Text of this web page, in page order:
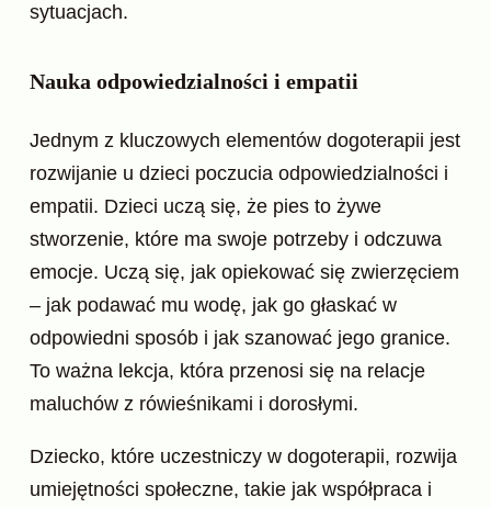
sytuacjach.
Nauka odpowiedzialności i empatii
Jednym z kluczowych elementów dogoterapii jest
rozwijanie u dzieci poczucia odpowiedzialności i
empatii. Dzieci uczą się, że pies to żywe
stworzenie, które ma swoje potrzeby i odczuwa
emocje. Uczą się, jak opiekować się zwierzęciem
– jak podawać mu wodę, jak go głaskać w
odpowiedni sposób i jak szanować jego granice.
To ważna lekcja, która przenosi się na relacje
maluchów z rówieśnikami i dorosłymi.
Dziecko, które uczestniczy w dogoterapii, rozwija
umiejętności społeczne, takie jak współpraca i